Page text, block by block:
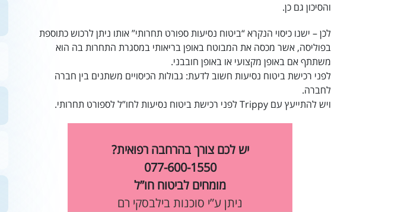
והסיכון גם כן.
לכן – ישנו כיסוי הנקרא “ביטוח נסיעות ספורט תחרותי” אותו ניתן לרכוש כתוספת
בפוליסה, אשר מכסה את המבוטח באופן בריאותי במסגרת התחרות בה הוא
משתתף אם באופן מקצועי או באופן חובבני.
לפני רכישת ביטוח נסיעות חשוב לדעת: גבולות הכיסויים משתנים בין חברה
לחברה.
ויש להתייעץ עם Trippy לפני רכישת
ביטוח נסיעות לחו”ללספורט תחרותי.
יש לכם צורך בהרחבה רפואית?
077-600-1550
מומחים לביטוח חו”ל
ניתן ע”י סוכנות בילבסקי רם